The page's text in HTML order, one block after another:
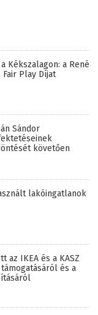
Kékszalagon: a René
Fair Play Díjat
Sándor
követően
lakóingatlanok
az IKEA és a KASZ
és a